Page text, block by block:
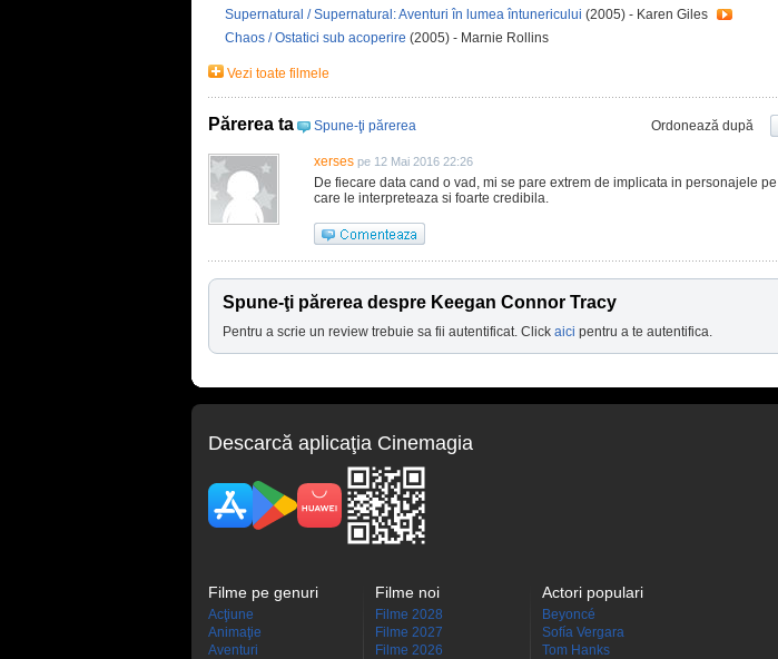
Supernatural / Supernatural: Aventuri în lumea întunericului (2005) - Karen Giles
Chaos / Ostatici sub acoperire (2005) - Marnie Rollins
Vezi toate filmele
Părerea ta Spune-ţi părerea Ordonează după
xerses pe 12 Mai 2016 22:26
De fiecare data cand o vad, mi se pare extrem de implicata in personajele pe
care le interpreteaza si foarte credibila.
Spune-ţi părerea despre Keegan Connor Tracy
Pentru a scrie un review trebuie sa fii autentificat. Click aici pentru a te autentifica.
Descarcă aplicaţia Cinemagia
Filme pe genuri
Acţiune
Animaţie
Aventuri
Filme noi
Filme 2028
Filme 2027
Filme 2026
Actori populari
Beyoncé
Sofía Vergara
Tom Hanks